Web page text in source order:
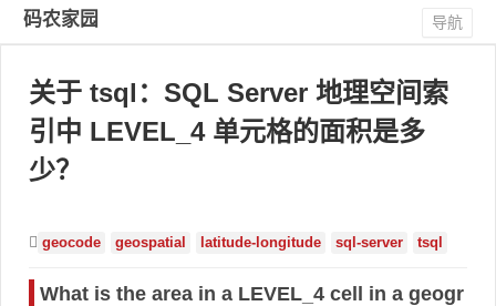
码农家园 导航
关于 tsql：SQL Server 地理空间索
引中 LEVEL_4 单元格的面积是多
少？
geocode geospatial latitude-longitude sql-server tsql
What is the area in a LEVEL_4 cell in a geogr